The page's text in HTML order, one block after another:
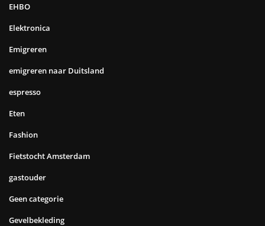
EHBO
Elektronica
Emigreren
emigreren naar Duitsland
espresso
Eten
Fashion
Fietstocht Amsterdam
gastouder
Geen categorie
Gevelbekleding